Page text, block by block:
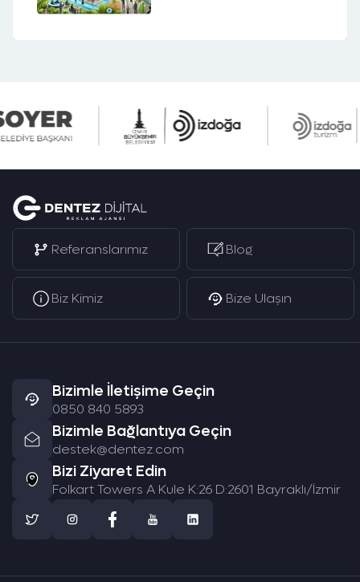
Referanslarımız Blog
Biz Kimiz Bize Ulaşın
Bizimle İletişime Geçin
0850 840 5893
Bizimle Bağlantıya Geçin
destek@dentez.com
Bizi Ziyaret Edin
Folkart Towers A Kule K:26 D:2601 Bayraklı/İzmir